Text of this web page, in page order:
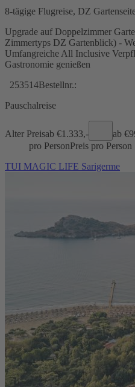
8-tägige Flugreise, DZ
Upgrade auf Doppelzimmer
Zimmertyps DZ Gartenblick) -
Umfangreiche All Inclusive
Gastronomie genießen
253514Bestellnr.:
Pauschalreise
Alter Preisab €1.333,- ab €
pro PersonPreis pro Person
TUI MAGIC LIFE Sarigerme